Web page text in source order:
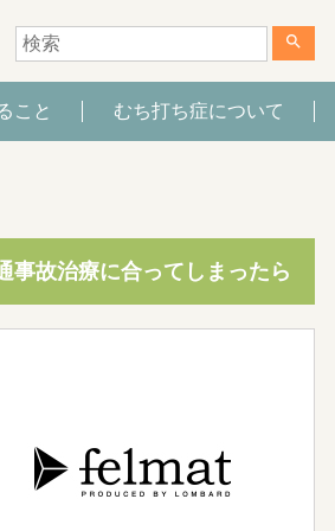
search
こと むち打ち症について
事故治療に合ってしまったら